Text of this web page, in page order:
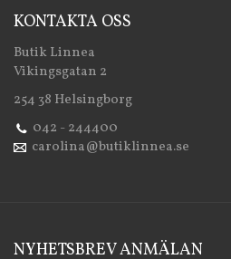
KONTAKTA OSS
Butik Linnea
Vikingsgatan 2
254 38 Helsingborg
042 - 244400
carolina@butiklinnea.se
NYHETSBREV ANMÄLAN